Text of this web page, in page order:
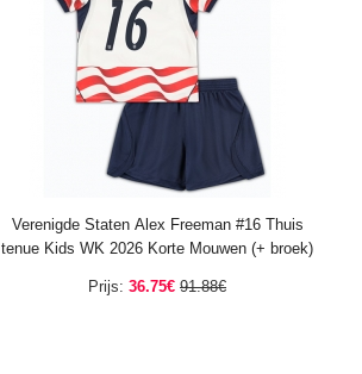
Verenigde Staten Alex Freeman #16 Thuis
tenue Kids WK 2026 Korte Mouwen (+ broek)
Prijs: 36.75€ 91.88€